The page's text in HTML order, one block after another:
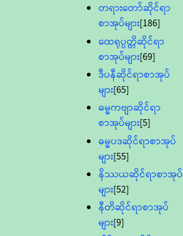
တရားတော်ဆိုင်ရာ
စာအုပ်များ[186]
ထေရုပ္ပတ္တိဆိုင်ရာ
စာအုပ်များ[69]
ဒီပနီဆိုင်ရာစာအုပ်
များ[65]
ဓမ္မကဗျာဆိုင်ရာ
စာအုပ်များ[5]
ဓမ္မပဒဆိုင်ရာစာအုပ်
များ[55]
နိဿယဆိုင်ရာစာအုပ်
များ[52]
နီတိဆိုင်ရာစာအုပ်
များ[9]